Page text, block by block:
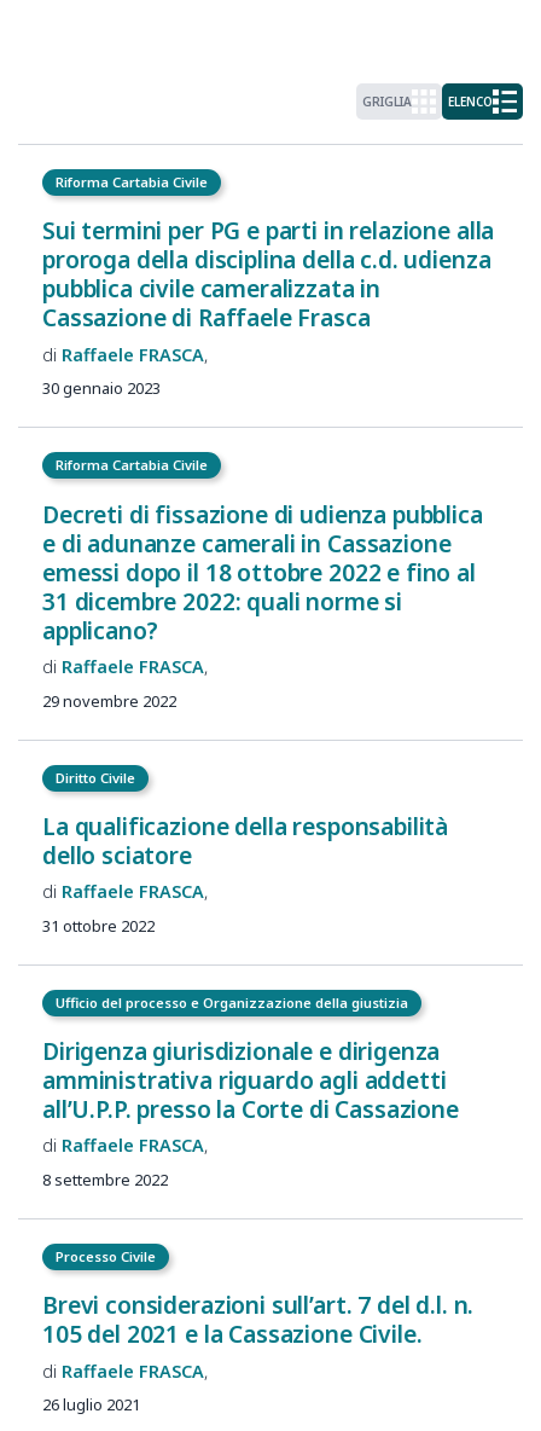
GRIGLIA ELENCO
Riforma Cartabia Civile
Sui termini per PG e parti in relazione alla
proroga della disciplina della c.d. udienza
pubblica civile cameralizzata in
Cassazione di Raffaele Frasca
Raffaele FRASCA
30 gennaio 2023
Riforma Cartabia Civile
Decreti di fissazione di udienza pubblica
e di adunanze camerali in Cassazione
emessi dopo il 18 ottobre 2022 e fino al
31 dicembre 2022: quali norme si
applicano?
Raffaele FRASCA
29 novembre 2022
Diritto Civile
La qualificazione della responsabilità
dello sciatore
Raffaele FRASCA
31 ottobre 2022
Ufficio del processo e Organizzazione della giustizia
Dirigenza giurisdizionale e dirigenza
amministrativa riguardo agli addetti
all’U.P.P. presso la Corte di Cassazione
Raffaele FRASCA
8 settembre 2022
Processo Civile
Brevi considerazioni sull’art. 7 del d.l. n.
105 del 2021 e la Cassazione Civile.
Raffaele FRASCA
26 luglio 2021